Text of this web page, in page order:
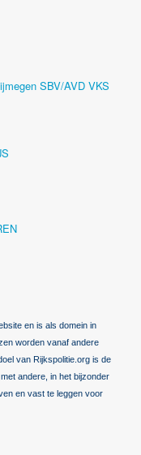
SBV/AVD VKS
en is als domein in
worden vanaf andere
van Rijkspolitie.org is de
andere, in het bijzonder
en vast te leggen voor